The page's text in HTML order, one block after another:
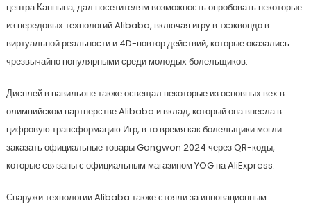
центра Каннына, дал посетителям возможность опробовать некоторые
из передовых технологий Alibaba, включая игру в тхэквондо в
виртуальной реальности и 4D-повтор действий, которые оказались
чрезвычайно популярными среди молодых болельщиков.
Дисплей в павильоне также освещал некоторые из основных вех в
олимпийском партнерстве Alibaba и вклад, который она внесла в
цифровую трансформацию Игр, в то время как болельщики могли
заказать официальные товары Gangwon 2024 через QR-коды,
которые связаны с официальным магазином YOG на AliExpress.
Снаружи технологии Alibaba также стояли за инновационным